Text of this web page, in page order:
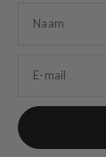
Naam
E-mail